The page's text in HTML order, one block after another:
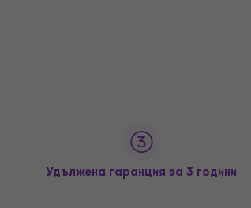
Удължена гаранция за 3 години